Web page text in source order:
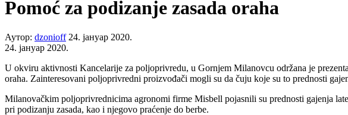
Pomoć za podizanje zasada oraha
Аутор: dzonioff 24. јануар 2020.
24. јануар 2020.
U okviru aktivnosti Kancelarije za poljoprivredu, u Gornjem Milanovcu održana je
oraha. Zainteresovani poljoprivredni proizvođači mogli su da čuju koje su to prednosti
Milanovačkim poljoprivrednicima agronomi firme Misbell pojasnili su prednosti gajenja
pri podizanju zasada, kao i njegovo praćenje do berbe.